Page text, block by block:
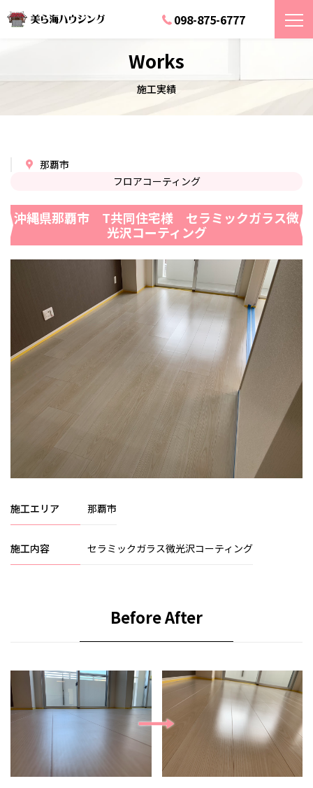
098-875-6777
Works
施工実績
フロアコーティング
那覇市
沖縄県那覇市 T共同住宅様 セラミックガラス微
光沢コーティング
施工エリア 那覇市
施工内容 セラミックガラス微光沢コーティング
Before After